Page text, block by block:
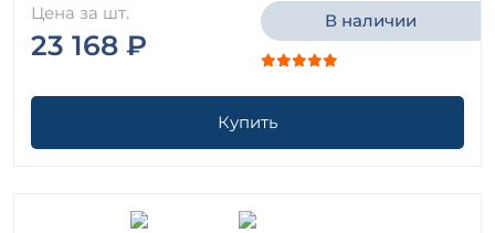
Цена за шт.
23 168 ₽
В наличии
Купить